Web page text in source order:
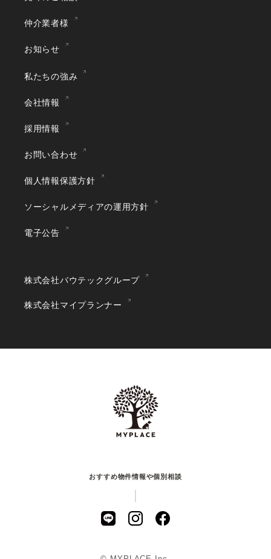
仲介業者様
お知らせ
私たちの強み
会社情報
採用情報
お問い合わせ
個人情報保護方針
ソーシャルメディアの運用方針
電子公告
株式会社バウテックグループ
株式会社マイプランナー
おすすめ物件情報や個別相談